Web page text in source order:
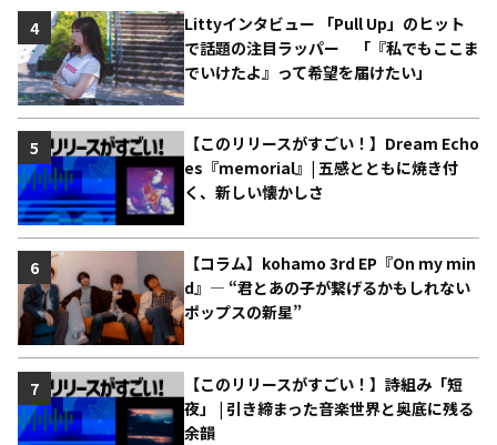
Littyインタビュー 「Pull Up」のヒット
で話題の注目ラッパー 「『私でもここま
でいけたよ』って希望を届けたい」
4
【このリリースがすごい！】Dream Echo
es『memorial』| 五感とともに焼き付
く、新しい懐かしさ
5
【コラム】kohamo 3rd EP『On my min
d』― “君とあの子が繋げるかもしれない
ポップスの新星”
6
【このリリースがすごい！】詩組み「短
夜」 | 引き締まった音楽世界と奥底に残る
余韻
7